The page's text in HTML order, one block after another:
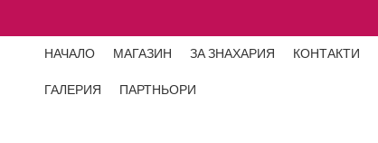
НАЧАЛО МАГАЗИН ЗА ЗНАХАРИЯ КОНТАКТИ
ГАЛЕРИЯ ПАРТНЬОРИ